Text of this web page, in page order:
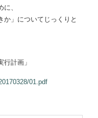
、
か」についてじっくりと
行計画」
01.pdf